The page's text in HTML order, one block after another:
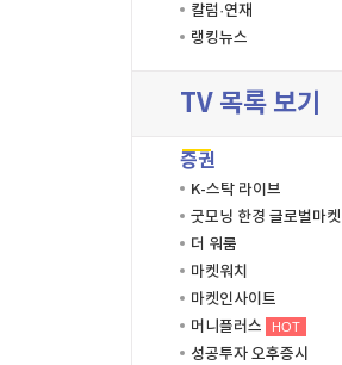
칼럼·연재
랭킹뉴스
TV 목록 보기
증권
K-스탁 라이브
굿모닝 한경 글로벌마켓
더 워룸
마켓워치
마켓인사이트
머니플러스
HOT
성공투자 오후증시